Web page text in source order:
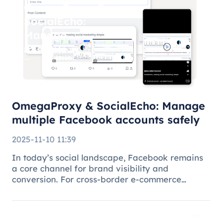
OmegaProxy &
SocialEcho:
Manage
multiple
Facebook
accounts
OmegaProxy & SocialEcho: Manage
multiple Facebook accounts safely
2025-11-10 11:39
In today’s social landscape, Facebook remains
a core channel for brand visibility and
conversion. For cross-border e-commerce
managing multiple brand pages or regional